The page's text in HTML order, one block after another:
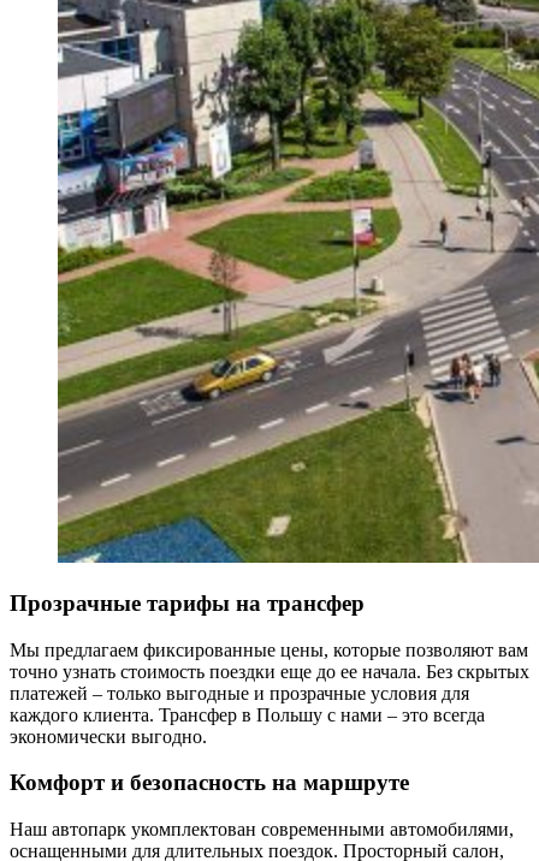
Прозрачные тарифы на трансфер
Мы предлагаем фиксированные цены, которые позволяют вам
точно узнать стоимость поездки еще до ее начала. Без скрытых
платежей – только выгодные и прозрачные условия для
каждого клиента. Трансфер в Польшу с нами – это всегда
экономически выгодно.
Комфорт и безопасность на маршруте
Наш автопарк укомплектован современными автомобилями,
оснащенными для длительных поездок. Просторный салон,